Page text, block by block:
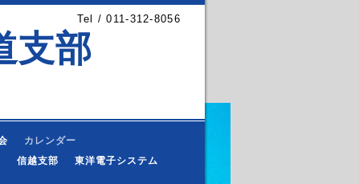
Tel / 011-312-8056
支部
カレンダー
信越支部
東洋電子システム